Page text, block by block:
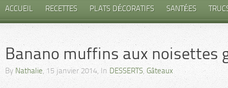
ACCUEIL RECETTES PLATS DÉCORATIFS SANTÉES
Banano muffins aux noisettes
By Nathalie, 15 janvier 2014, In DESSERTS,Gâteaux